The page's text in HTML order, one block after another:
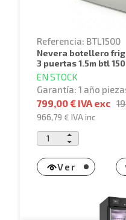
Referencia: BTL1500
nevera botellero frigorífico acero inox
3 puertas 1.5m btl
EN STOCK
Garantía: 1 año
799,00 € IVA exc
966,79 €IVA inc
Ver